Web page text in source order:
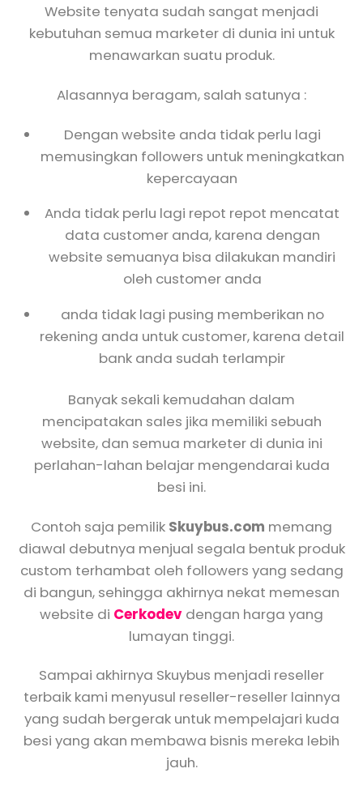
Website tenyata sudah sangat menjadi
kebutuhan semua marketer di dunia ini untuk
menawarkan suatu produk.
Alasannya beragam, salah satunya :
Dengan website anda tidak perlu lagi
memusingkan followers untuk meningkatkan
kepercayaan
Anda tidak perlu lagi repot repot mencatat
data customer anda, karena dengan
website semuanya bisa dilakukan mandiri
oleh customer anda
anda tidak lagi pusing memberikan no
rekening anda untuk customer, karena detail
bank anda sudah terlampir
Banyak sekali kemudahan dalam
mencipatakan sales jika memiliki sebuah
website, dan semua marketer di dunia ini
perlahan-lahan belajar mengendarai kuda
besi ini.
Contoh saja pemilik Skuybus.com memang
diawal debutnya menjual segala bentuk produk
custom terhambat oleh followers yang sedang
di bangun, sehingga akhirnya nekat memesan
website di Cerkodev dengan harga yang
lumayan tinggi.
Sampai akhirnya Skuybus menjadi reseller
terbaik kami menyusul reseller-reseller lainnya
yang sudah bergerak untuk mempelajari kuda
besi yang akan membawa bisnis mereka lebih
jauh.